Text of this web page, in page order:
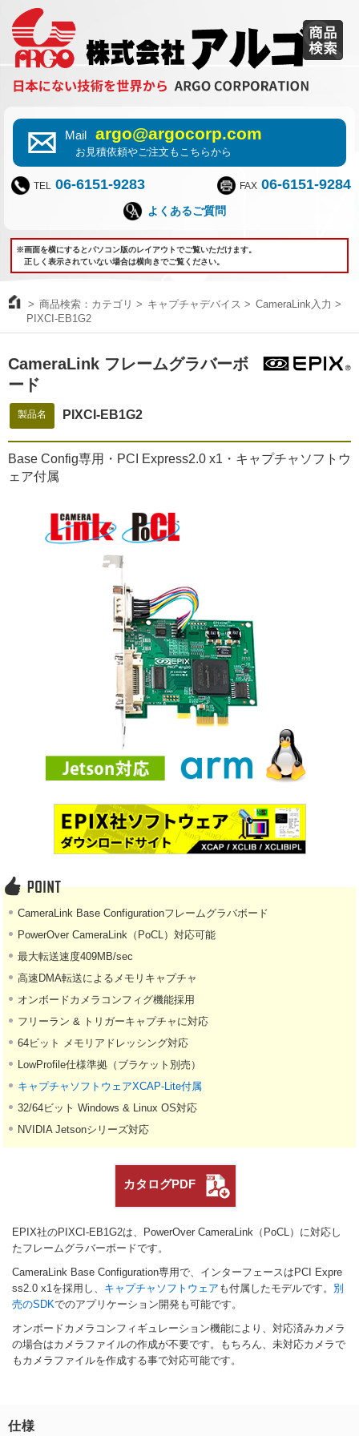
Mail argo@argocorp.com
お見積依頼やご注文もこちらから
TEL 06-6151-9283 FAX 06-6151-9284
よくあるご質問
※画面を横にするとパソコン版のレイアウトでご覧いただけます。
正しく表示されていない場合は横向きでご覧ください。
商品検索：カテゴリ キャプチャデバイス
CameraLink入力
PIXCI-EB1G2
CameraLink フレームグラバーボ
ード
製品名 PIXCI-EB1G2
Base Config専用・PCI Express2.0 x1・キャプチャソフトウ
ェア付属
CameraLink Base Configurationフレームグラバボード
PowerOver CameraLink（PoCL）対応可能
最大転送速度409MB/sec
高速DMA転送によるメモリキャプチャ
オンボードカメラコンフィグ機能採用
フリーラン & トリガーキャプチャに対応
64ビット メモリアドレッシング対応
LowProfile仕様準拠（ブラケット別売）
キャプチャソフトウェアXCAP-Lite付属
32/64ビット Windows & Linux OS対応
NVIDIA Jetsonシリーズ対応
カタログPDF
EPIX社のPIXCI-EB1G2は、PowerOver CameraLink（PoCL）に対応し
たフレームグラバーボードです。
CameraLink Base Configuration専用で、インターフェースはPCI Expre
ss2.0 x1を採用し、 キャプチャソフトウェア も付属したモデルです。 別
売のSDKでのアプリケーション開発も可能です。
オンボードカメラコンフィギュレーション機能により、対応済みカメラ
の場合はカメラファイルの作成が不要です。もちろん、未対応カメラで
もカメラファイルを作成する事で対応可能です。
仕様